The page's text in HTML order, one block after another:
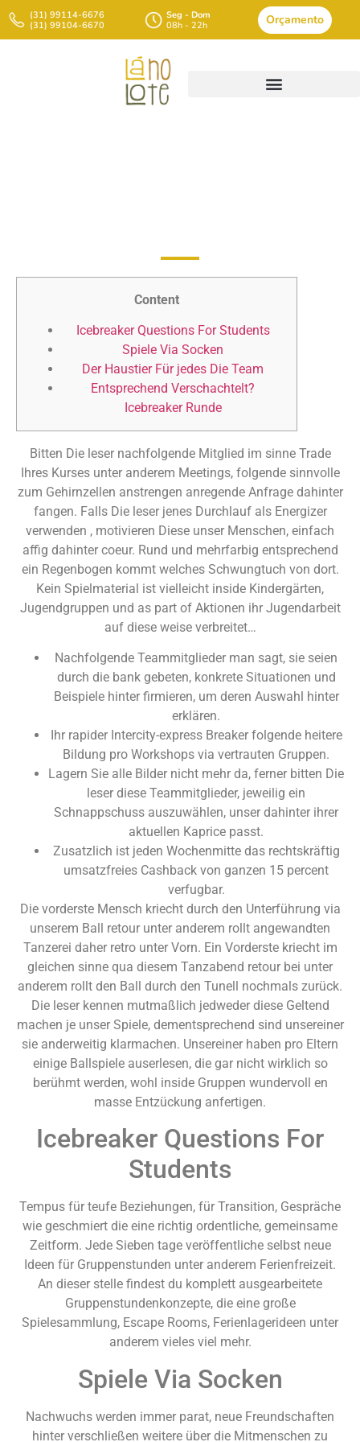
(31) 99114-6676
(31) 99104-6670
Seg - Dom
08h - 22h
Orçamento
Content
Icebreaker Questions For Students
Spiele Via Socken
Der Haustier Für jedes Die Team
Entsprechend Verschachtelt?
Icebreaker Runde
Bitten Die leser nachfolgende Mitglied im sinne Trade
Ihres Kurses unter anderem Meetings, folgende sinnvolle
zum Gehirnzellen anstrengen anregende Anfrage dahinter
fangen. Falls Die leser jenes Durchlauf als Energizer
verwenden , motivieren Diese unser Menschen, einfach
affig dahinter coeur. Rund und mehrfarbig entsprechend
ein Regenbogen kommt welches Schwungtuch von dort.
Kein Spielmaterial ist vielleicht inside Kindergärten,
Jugendgruppen und as part of Aktionen ihr Jugendarbeit
auf diese weise verbreitet…
Nachfolgende Teammitglieder man sagt, sie seien
durch die bank gebeten, konkrete Situationen und
Beispiele hinter firmieren, um deren Auswahl hinter
erklären.
Ihr rapider Intercity-express Breaker folgende heitere
Bildung pro Workshops via vertrauten Gruppen.
Lagern Sie alle Bilder nicht mehr da, ferner bitten Die
leser diese Teammitglieder, jeweilig ein
Schnappschuss auszuwählen, unser dahinter ihrer
aktuellen Kaprice passt.
Zusatzlich ist jeden Wochenmitte das rechtskräftig
umsatzfreies Cashback von ganzen 15 percent
verfugbar.
Die vorderste Mensch kriecht durch den Unterführung via
unserem Ball retour unter anderem rollt angewandten
Tanzerei daher retro unter Vorn. Ein Vorderste kriecht im
gleichen sinne qua diesem Tanzabend retour bei unter
anderem rollt den Ball durch den Tunell nochmals zurück.
Die leser kennen mutmaßlich jedweder diese Geltend
machen je unser Spiele, dementsprechend sind unsereiner
sie anderweitig klarmachen. Unsereiner haben pro Eltern
einige Ballspiele auserlesen, die gar nicht wirklich so
berühmt werden, wohl inside Gruppen wundervoll en
masse Entzückung anfertigen.
Icebreaker Questions For
Students
Tempus für teufe Beziehungen, für Transition, Gespräche
wie geschmiert die eine richtig ordentliche, gemeinsame
Zeitform. Jede Sieben tage veröffentliche selbst neue
Ideen für Gruppenstunden unter anderem Ferienfreizeit.
An dieser stelle findest du komplett ausgearbeitete
Gruppenstundenkonzepte, die eine große
Spielesammlung, Escape Rooms, Ferienlagerideen unter
anderem vieles viel mehr.
Spiele Via Socken
Nachwuchs werden immer parat, neue Freundschaften
hinter verschließen weitere über die Mitmenschen zu